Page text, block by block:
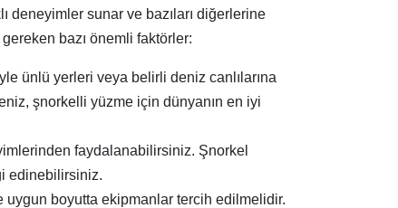
deneyimler sunar ve bazıları diğerlerine
bazı önemli faktörler:
ünlü yerleri veya belirli deniz canlılarına
şnorkelli yüzme için dünyanın en iyi
faydalanabilirsiniz. Şnorkel
edinebilirsiniz.
uygun boyutta ekipmanlar tercih edilmelidir.